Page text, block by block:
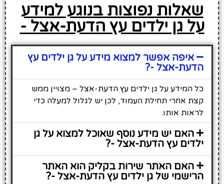
שאלות נפוצות בנוגע למידע
על גן ילדים עץ הדעת-אצל -
איפה אפשר למצוא מידע על גן ילדים עץ
הדעת-אצל -?
כל המידע על גן ילדים עץ הדעת-אצל – מצויין ממש
קצת אחרי תחילת העמוד, לכן יש לגלול למעלה כדי
לראות אותו.
האם יש מידע נוסף שאוכל למצוא על גן
ילדים עץ הדעת-אצל -?
האם האתר שירות בקליק הוא האתר
הרישמי של גן ילדים עץ הדעת-אצל -?